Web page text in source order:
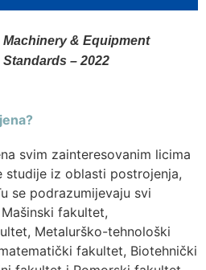
& Equipment
– 2022
svim zainteresovanim licima
studije iz oblasti postrojenja,
se podrazumijevaju svi
fakultet,
Metalurško-tehnološki
fakultet, Biotehnički